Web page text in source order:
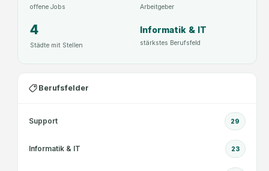
offene Jobs Arbeitgeber
4
Städte mit Stellen
Informatik & IT
stärkstes Berufsfeld
Berufsfelder
Support 29
Informatik & IT 23